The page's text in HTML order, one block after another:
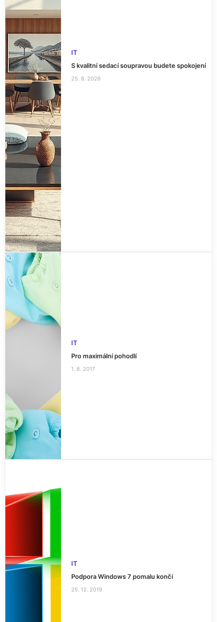
IT
S kvalitní sedací soupravou budete spokojení
25. 8. 2026
IT
Pro maximální pohodlí
1. 8. 2017
IT
Podpora Windows 7 pomalu končí
25. 12. 2019